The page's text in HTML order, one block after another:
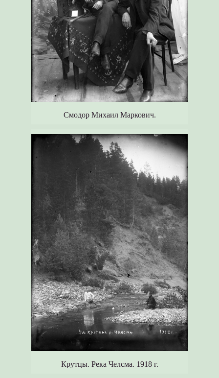
Смодор Михаил Маркович.
Крутцы. Река Челсма. 1918 г.